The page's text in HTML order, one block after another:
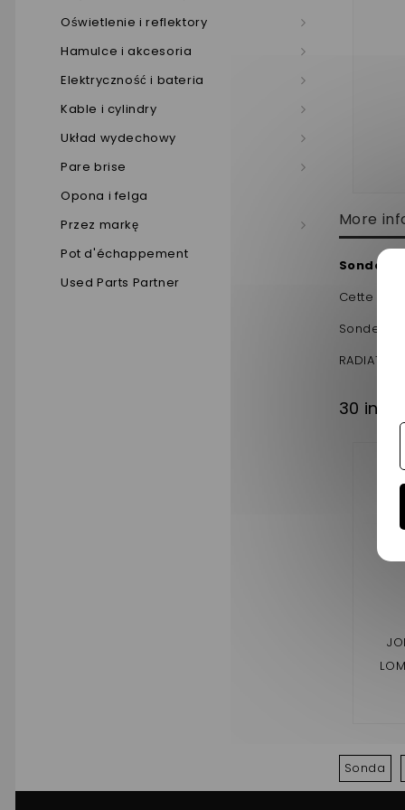
Oświetlenie i reflektory
Hamulce i akcesoria
Elektryczność i bateria
Kable i cylindry
Układ wydechowy
Pare brise
Opona i felga
Przez markę
Pot d'échappement
Used Parts Partner
More
Sonde
Cette
Sonde
30
Sonda